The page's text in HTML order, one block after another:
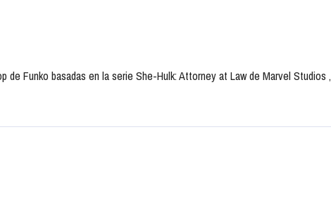
de Funko basadas en la serie She-Hulk: Attorney at Law de Marvel Studios ,